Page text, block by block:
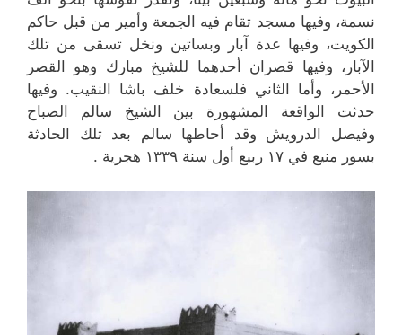
نسمة، وفيها مسجد تقام فيه الجمعة وأمير من قبل حاكم
الكويت، وفيها عدة آبار وبساتين ونخل تسقى من تلك
الآبار، وفيها قصران أحدهما للشيخ مبارك وهو القصر
الأحمر، وأما الثاني فلسعادة خلف باشا النقيب. وفيها
حدثت الواقعة المشهورة بين الشيخ سالم الصباح
وفيصل الدرويش وقد أحاطها سالم بعد تلك الحادثة
بسور منيع في ۱۷ ربيع أول سنة ۱۳۳۹ هجرية .